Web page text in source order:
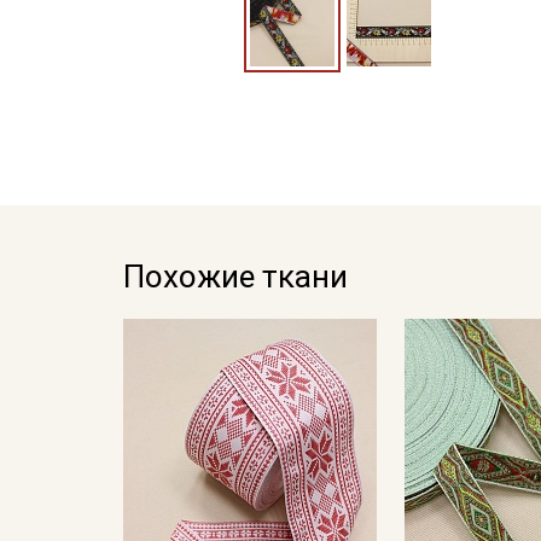
Похожие ткани